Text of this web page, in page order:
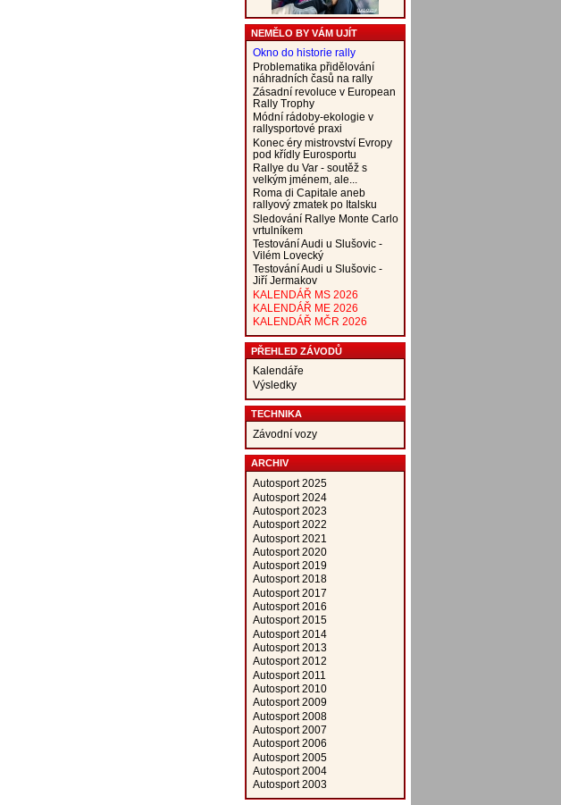
NEMĚLO BY VÁM UJÍT
Okno do historie rally
Problematika přidělování
náhradních časů na rally
Zásadní revoluce v European
Rally Trophy
Módní rádoby-ekologie v
rallysportové praxi
Konec éry mistrovství Evropy
pod křídly Eurosportu
Rallye du Var - soutěž s
velkým jménem, ale...
Roma di Capitale aneb
rallyový zmatek po Italsku
Sledování Rallye Monte Carlo
vrtulníkem
Testování Audi u Slušovic -
Vilém Lovecký
Testování Audi u Slušovic -
Jiří Jermakov
KALENDÁŘ MS 2026
KALENDÁŘ ME 2026
KALENDÁŘ MČR 2026
PŘEHLED ZÁVODŮ
Kalendáře
Výsledky
TECHNIKA
Závodní vozy
ARCHIV
Autosport 2025
Autosport 2024
Autosport 2023
Autosport 2022
Autosport 2021
Autosport 2020
Autosport 2019
Autosport 2018
Autosport 2017
Autosport 2016
Autosport 2015
Autosport 2014
Autosport 2013
Autosport 2012
Autosport 2011
Autosport 2010
Autosport 2009
Autosport 2008
Autosport 2007
Autosport 2006
Autosport 2005
Autosport 2004
Autosport 2003